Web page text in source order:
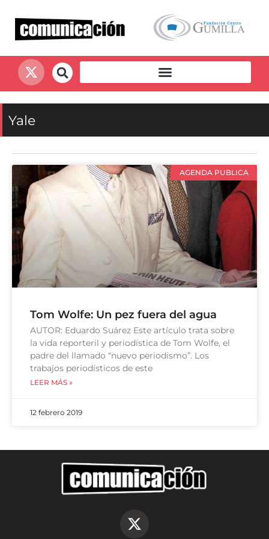
Yale
AGENDA PUBLICA
Tom Wolfe: Un pez fuera del agua
AUTOR: Eduardo Suárez Este artículo trata sobre
la vida reporteril y periodística de Tom Wolfe, el
padre del llamado “nuevo periodismo”. Los
trabajos periodísticos de este
LEER MÁS »
12 febrero 2019